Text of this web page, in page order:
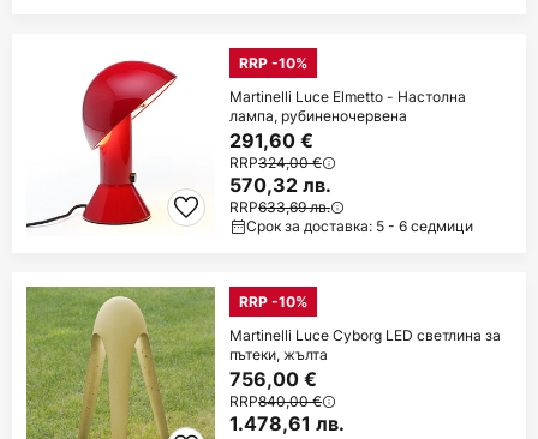
RRP -10%
Martinelli Luce Elmetto - Настолна
лампа, рубиненочервена
291,60 €
RRP324,00 €
570,32 лв.
RRP633,69 лв.
Срок за доставка: 5 - 6 седмици
RRP -10%
Martinelli Luce Cyborg LED светлина за
пътеки, жълта
756,00 €
RRP840,00 €
1.478,61 лв.